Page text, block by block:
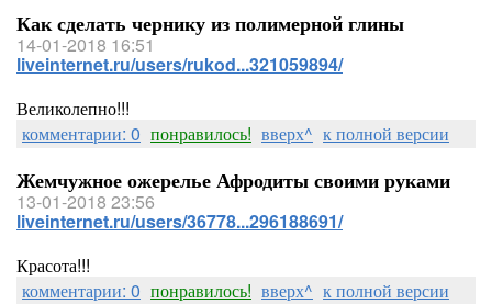
Как сделать чернику из полимерной глины
14-01-2018 16:51
liveinternet.ru/users/rukod...321059894/
Великолепно!!!
комментарии: 0 понравилось! вверх^ к полной версии
Жемчужное ожерелье Афродиты своими руками
13-01-2018 23:56
liveinternet.ru/users/36778...296188691/
Красота!!!
комментарии: 0 понравилось! вверх^ к полной версии